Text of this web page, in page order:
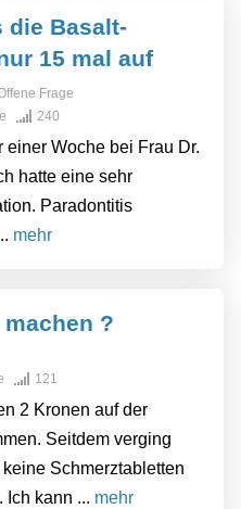
die Basalt-
15 mal auf
Frage
240
einer Woche bei Frau Dr.
hatte eine sehr
Paradontitis
mehr
?
121
2 Kronen auf der
Seitdem verging
Schmerztabletten
Ich kann ... mehr